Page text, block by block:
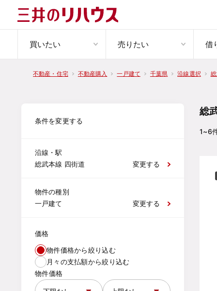
買いたい 売りたい 借
不動産・住宅 不動産購入 一戸建て 千葉県 沿線選択
条件を変更する
沿線・駅
総武本線 四街道
変更する
物件の種別
一戸建て
変更する
価格
物件価格から絞り込む
月々の支払額から絞り込む
物件価格
総
1~6